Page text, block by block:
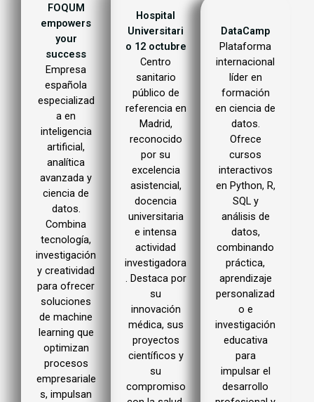
FOQUM
empowers
your
success
Empresa
española
especializad
a en
inteligencia
artificial,
analítica
avanzada y
ciencia de
datos.
Combina
tecnología,
investigación
y creatividad
para ofrecer
soluciones
de machine
learning que
optimizan
procesos
empresariale
s, impulsan
Hospital
Universitari
o 12 octubre
Centro
sanitario
público de
referencia en
Madrid,
reconocido
por su
excelencia
asistencial,
docencia
universitaria
e intensa
actividad
investigadora
. Destaca por
su
innovación
médica, sus
proyectos
científicos y
su
compromiso
DataCamp
Plataforma
internacional
líder en
formación
en ciencia de
datos.
Ofrece
cursos
interactivos
en Python, R,
SQL y
análisis de
datos,
combinando
práctica,
aprendizaje
personalizad
o e
investigación
educativa
para
impulsar el
desarrollo